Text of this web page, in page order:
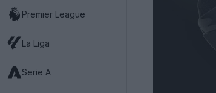
Premier League
La Liga
Serie A